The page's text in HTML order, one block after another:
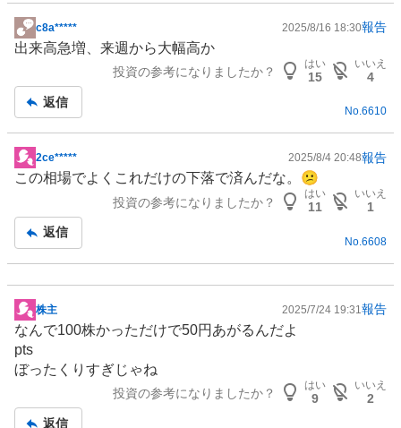
掲
示
事
c8a***** 2025/8/16 18:30報告
出来高急増、来週から大幅高か
投資の参考になりましたか？
はい
15
いいえ
4
返信
No.6610
掲
示
事
2ce***** 2025/8/4 20:48報告
この相場でよくこれだけの下落で済んだな。😕
投資の参考になりましたか？
はい
11
いいえ
1
返信
No. 6608
掲
示
板
記
株主 2025/7/24 19:31 報告
なんで100株かっただけで50円あがるんだよ
pts
ぼったくりすぎじゃね
投資の参考になりましたか？
はい
9
いいえ
2
返信